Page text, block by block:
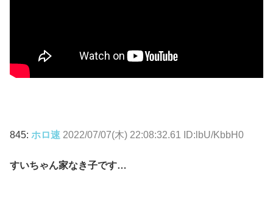
845: ホロ速 2022/07/07(木) 22:08:32.61 ID:lbU/KbbH0
すいちゃん家なき子です…